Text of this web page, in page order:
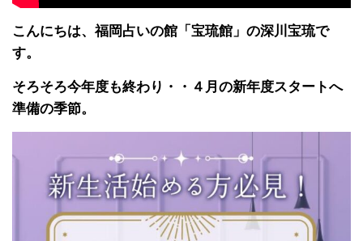
こんにちは、福岡占いの館「宝琉館」の深川宝琉で
す。
そろそろ今年度も終わり・・４月の新年度スタートへ
準備の季節。